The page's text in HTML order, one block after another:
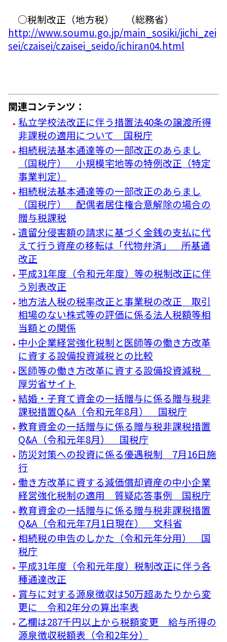
○税制改正（地方税） （総務省）
http://www.soumu.go.jp/main_sosiki/jichi_zei
sei/czaisei/czaisei_seido/ichiran04.html
関連コンテンツ：
私立学校法改正に伴う措置法40条の譲渡所得
非課税の適用について 国税庁
相続税法基本通達等の一部改正のあらまし
（国税庁） 小規模宅地等の特例改正（特定
事業判定）
相続税法基本通達等の一部改正のあらまし
（国税庁） 配偶者居住権合意解除の場合の
贈与税課税
遺留分侵害額の請求に基づく金銭の支払に代
えて行う資産の移転は「代物弁済」 所基通
改正
平成31年度（令和元年度）等の税制改正に伴
う別表改正
地方法人税の税率改正と事業税の改正 取引
相場のない株式等の評価に係る法人税額等相
当額との関係
中小企業経営強化税制と医師等の働き方改革
に資する設備投資減税との比較
医師等の働き方改革に資する設備投資減税
厚労省サイト
結婚・子育て資金の一括贈与に係る贈与税非
課税措置Q&A（令和元年8月） 国税庁
教育資金の一括贈与に係る贈与税非課税措置
Q&A（令和元年8月） 国税庁
防災対策への投資に係る優遇税制 7月16日施
行
働き方改革に資する減価償却資産の中小企業
経営強化税制の適用 質疑応答事例 国税庁
教育資金の一括贈与に係る贈与税非課税措置
Q&A（令和元年7月1日現在） 文科省
相続税の申告のしかた（令和元年分用） 国
税庁
平成31年度（令和元年度）税制改正に伴う各
種通達改正
賞与に対する源泉徴収は50万超あたりから変
更に 令和2年分の算出率表
乙欄は287千円以上から税額変更 給与所得の
源泉徴収税額表（令和2年分）